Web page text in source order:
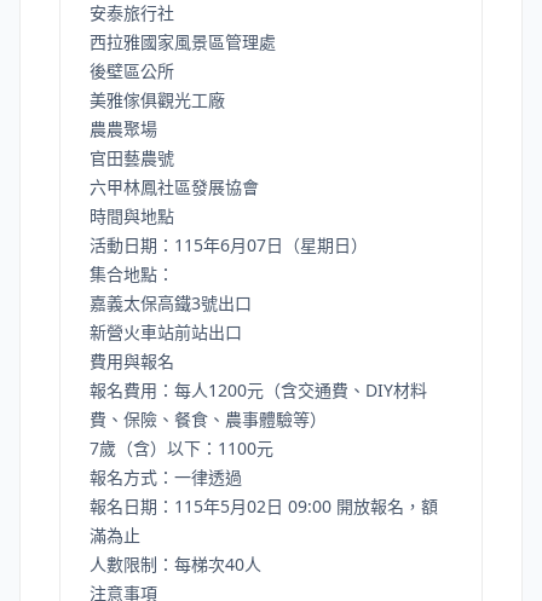
安泰旅行社
西拉雅國家風景區管理處
後壁區公所
美雅傢俱觀光工廠
農農聚場
官田藝農號
六甲林鳳社區發展協會
時間與地點
活動日期：115年6月07日（星期日）
集合地點：
嘉義太保高鐵3號出口
新營火車站前站出口
費用與報名
報名費用：每人1200元（含交通費、DIY材料
費、保險、餐食、農事體驗等）
7歲（含）以下：1100元
報名方式：一律透過
報名日期：115年5月02日 09:00 開放報名，額
滿為止
人數限制：每梯次40人
注意事項